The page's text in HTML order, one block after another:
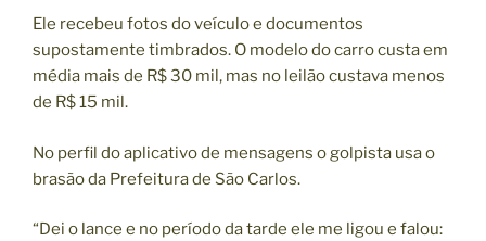
Ele recebeu fotos do veículo e documentos
supostamente timbrados. O modelo do carro custa em
média mais de R$ 30 mil, mas no leilão custava menos
de R$ 15 mil.
No perfil do aplicativo de mensagens o golpista usa o
brasão da Prefeitura de São Carlos.
“Dei o lance e no período da tarde ele me ligou e falou: